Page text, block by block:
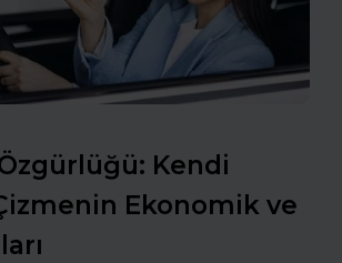
Kendi
Ekonomik ve